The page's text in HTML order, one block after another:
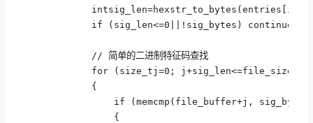
if (sig_len<=0||!sig_bytes) continue;
// 简单的二进制特征码查找
for (size_tj=0; j+sig_len<=file_size;
{
if (memcmp(file_buffer+j, sig_bytes,
{